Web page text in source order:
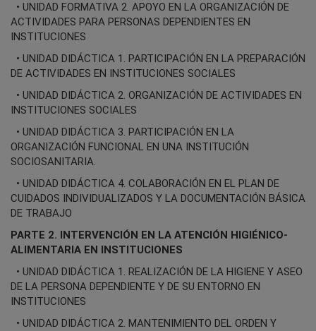
• UNIDAD FORMATIVA 2. APOYO EN LA ORGANIZACIÓN DE
ACTIVIDADES PARA PERSONAS DEPENDIENTES EN
INSTITUCIONES
• UNIDAD DIDÁCTICA 1. PARTICIPACIÓN EN LA PREPARACIÓN
DE ACTIVIDADES EN INSTITUCIONES SOCIALES
• UNIDAD DIDÁCTICA 2. ORGANIZACIÓN DE ACTIVIDADES EN
INSTITUCIONES SOCIALES
• UNIDAD DIDÁCTICA 3. PARTICIPACIÓN EN LA
ORGANIZACIÓN FUNCIONAL EN UNA INSTITUCIÓN
SOCIOSANITARIA.
• UNIDAD DIDÁCTICA 4. COLABORACIÓN EN EL PLAN DE
CUIDADOS INDIVIDUALIZADOS Y LA DOCUMENTACIÓN BÁSICA
DE TRABAJO
PARTE 2. INTERVENCIÓN EN LA ATENCIÓN HIGIÉNICO-
ALIMENTARIA EN INSTITUCIONES
• UNIDAD DIDÁCTICA 1. REALIZACIÓN DE LA HIGIENE Y ASEO
DE LA PERSONA DEPENDIENTE Y DE SU ENTORNO EN
INSTITUCIONES
• UNIDAD DIDÁCTICA 2. MANTENIMIENTO DEL ORDEN Y